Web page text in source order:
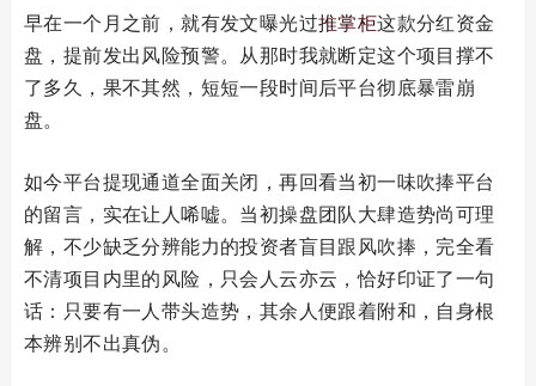
早在一个月之前，就有发文曝光过推掌柜这款分红资金
盘，提前发出风险预警。从那时我就断定这个项目撑不
了多久，果不其然，短短一段时间后平台彻底暴雷崩
盘。
如今平台提现通道全面关闭，再回看当初一味吹捧平台
的留言，实在让人唏嘘。当初操盘团队大肆造势尚可理
解，不少缺乏分辨能力的投资者盲目跟风吹捧，完全看
不清项目内里的风险，只会人云亦云，恰好印证了一句
话：只要有一人带头造势，其余人便跟着附和，自身根
本辨别不出真伪。